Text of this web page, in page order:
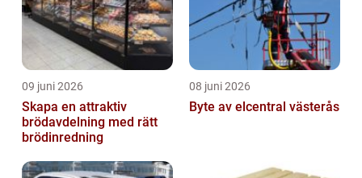
09 juni 2026
Skapa en attraktiv
brödavdelning med rätt
brödinredning
08 juni 2026
Byte av elcentral västerås